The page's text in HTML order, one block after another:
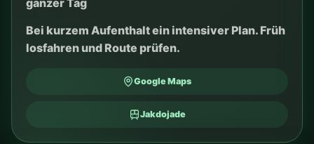
und Rückfahrt prüfen.
Google Maps
Jakdojade
Richtwerte — aktuelle Route vor der Abfahrt prüfen.